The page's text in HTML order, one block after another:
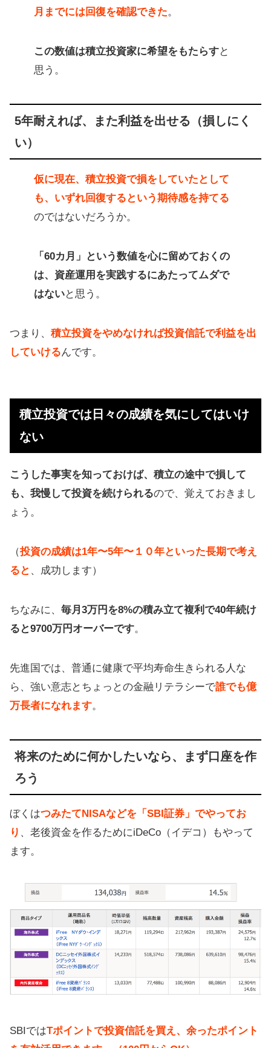
月までには回復を確認できた。
この数値は積立投資家に希望をもたらすと
思う。
5年耐えれば、また利益を出せる（損しにく
い）
仮に現在、積立投資で損をしていたとして
も、いずれ回復するという期待感を持てる
のではないだろうか。
「60カ月」という数値を心に留めておくの
は、資産運用を実践するにあたってムダで
はないと思う。
つまり、 積立投資をやめなければ投資信託で利益を出
していけるんです。
積立投資では日々の成績を気にしてはいけ
ない
こうした事実を知っておけば、積立の途中で損して
も、我慢して投資を続けられるので、覚えておきまし
ょう。
（投資の成績は1年〜5年〜１０年といった長期で考え
ると 、成功します）
ちなみに、 毎月3万円を8%の積み立て複利で40年続け
ると9700万円オーバーです。
先進国では、普通に健康で平均寿命生きられる人な
ら、強い意志とちょっとの金融リテラシーで誰でも億
万長者になれます。
将来のために何かしたいなら、まず口座を作
ろう
ぼくはつみたてNISAなどを「SBI証券」でやってお
り 、老後資金を作るためにiDeCo（イデコ）もやって
ます。
SBIではTポイントで投資信託を買え、余ったポイント